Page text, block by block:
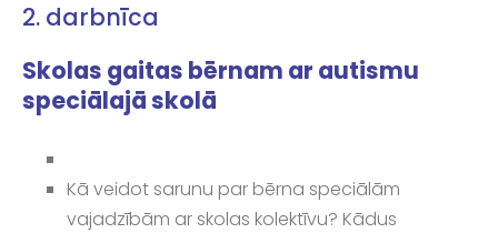
2. darbnīca
Skolas gaitas bērnam ar autismu
speciālajā skolā
Kā veidot sarunu par bērna speciālām
vajadzībām ar skolas kolektīvu? Kādus